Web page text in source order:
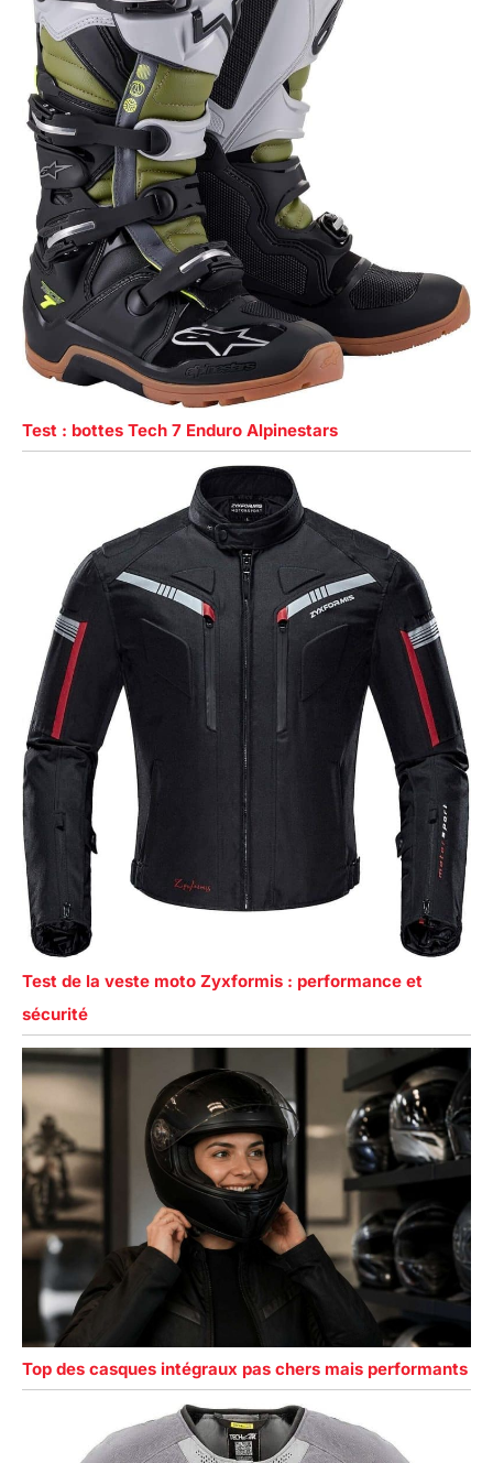
Test : bottes Tech 7 Enduro Alpinestars
Test de la veste moto Zyxformis : performance et
sécurité
Top des casques intégraux pas chers mais performants